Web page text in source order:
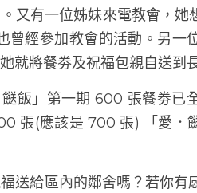
個別弟兄姊妹的查詢：有
代表教會送上餐劵及防疫
)買了一份兩餸飯盒親自品
經參加教會的活動。另一
就將餐劵及祝福包親自送到